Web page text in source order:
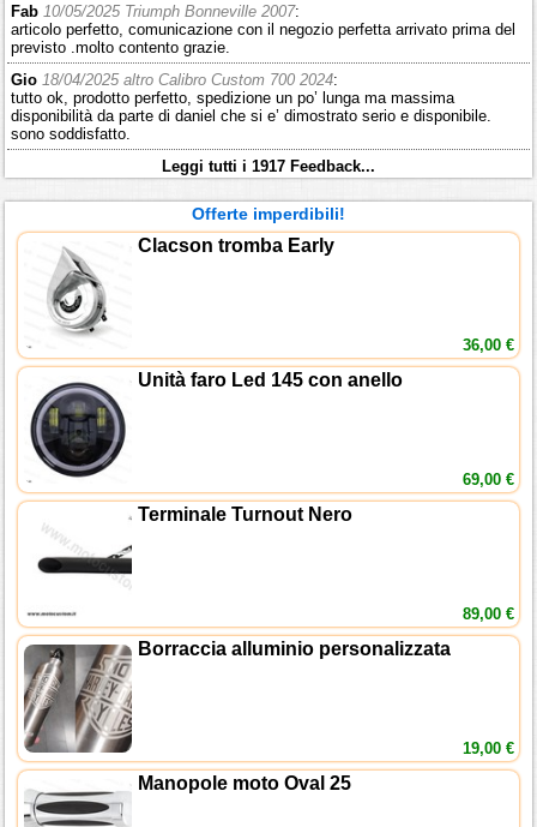
Fab 10/05/2025 Triumph Bonneville 2007:
articolo perfetto, comunicazione con il negozio perfetta arrivato prima del
previsto .molto contento grazie.
Gio 18/04/2025 altro Calibro Custom 700 2024:
tutto ok, prodotto perfetto, spedizione un po’ lunga ma massima
disponibilità da parte di daniel che si e’ dimostrato serio e disponibile.
sono soddisfatto.
Leggi tutti i 1917 Feedback...
Offerte imperdibili!
Clacson tromba Early
36,00 €
Unità faro Led 145 con anello
69,00 €
Terminale Turnout Nero
89,00 €
Borraccia alluminio personalizzata
19,00 €
Manopole moto Oval 25